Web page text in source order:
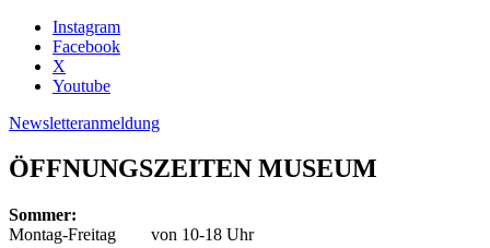
Instagram
Facebook
X
Youtube
Newsletteranmeldung
ÖFFNUNGSZEITEN MUSEUM
Sommer:
Montag-Freitag
von 10-18 Uhr